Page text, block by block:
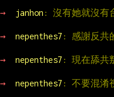
→ janhon : 沒有她就沒有
→ nepenthes7 : 感謝反共
→ nepenthes7 : 現在舔共
→ nepenthes7 : 不要混淆